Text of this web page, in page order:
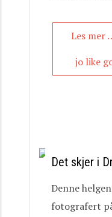
Les mer
jo like
Det skjer i
Denne
fotografert